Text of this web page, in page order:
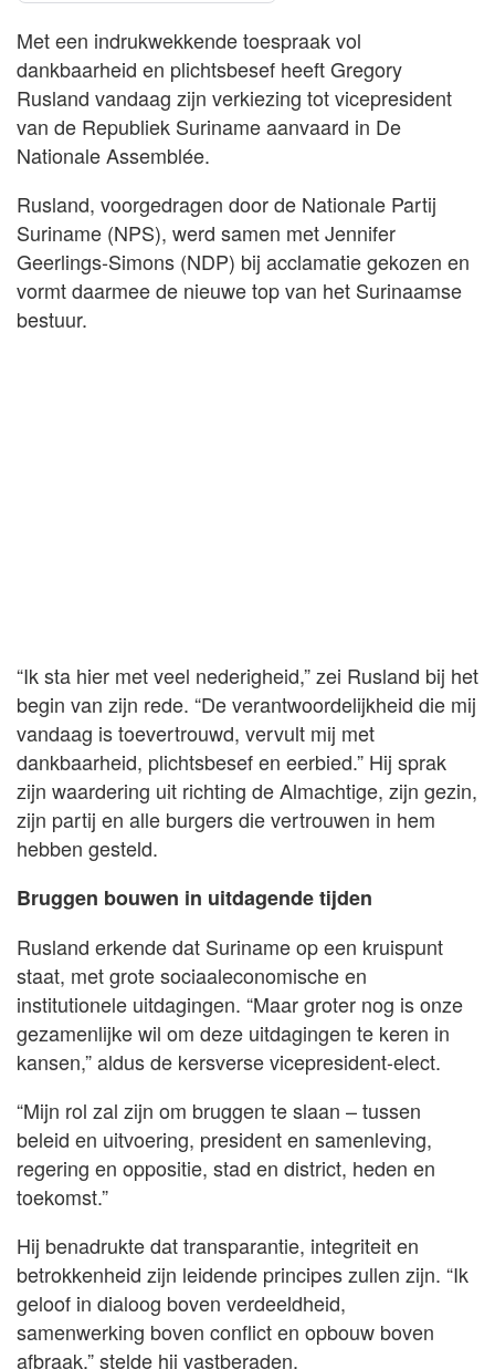
Met een indrukwekkende toespraak vol
dankbaarheid en plichtsbesef heeft Gregory
Rusland vandaag zijn verkiezing tot vicepresident
van de Republiek Suriname aanvaard in De
Nationale Assemblée.
Rusland, voorgedragen door de Nationale Partij
Suriname (NPS), werd samen met Jennifer
Geerlings-Simons (NDP) bij acclamatie gekozen en
vormt daarmee de nieuwe top van het Surinaamse
bestuur.
“Ik sta hier met veel nederigheid,” zei Rusland bij het
begin van zijn rede. “De verantwoordelijkheid die mij
vandaag is toevertrouwd, vervult mij met
dankbaarheid, plichtsbesef en eerbied.” Hij sprak
zijn waardering uit richting de Almachtige, zijn gezin,
zijn partij en alle burgers die vertrouwen in hem
hebben gesteld.
Bruggen bouwen in uitdagende tijden
Rusland erkende dat Suriname op een kruispunt
staat, met grote sociaaleconomische en
institutionele uitdagingen. “Maar groter nog is onze
gezamenlijke wil om deze uitdagingen te keren in
kansen,” aldus de kersverse vicepresident-elect.
“Mijn rol zal zijn om bruggen te slaan – tussen
beleid en uitvoering, president en samenleving,
regering en oppositie, stad en district, heden en
toekomst.”
Hij benadrukte dat transparantie, integriteit en
betrokkenheid zijn leidende principes zullen zijn. “Ik
geloof in dialoog boven verdeeldheid,
samenwerking boven conflict en opbouw boven
afbraak,” stelde hij vastberaden.